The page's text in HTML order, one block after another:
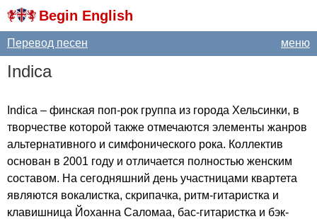
Begin English
меню
Перевод песен
Indica
Indica – финская поп-рок группа из города Хельсинки, в
творчестве которой также отмечаются элементы жанров
альтернативного и симфонического рока. Коллектив
основан в 2001 году и отличается полностью женским
составом. На сегодняшний день участницами квартета
являются вокалистка, скрипачка, ритм-гитаристка и
клавишница Йоханна Саломаа, бас-гитаристка и бэк-